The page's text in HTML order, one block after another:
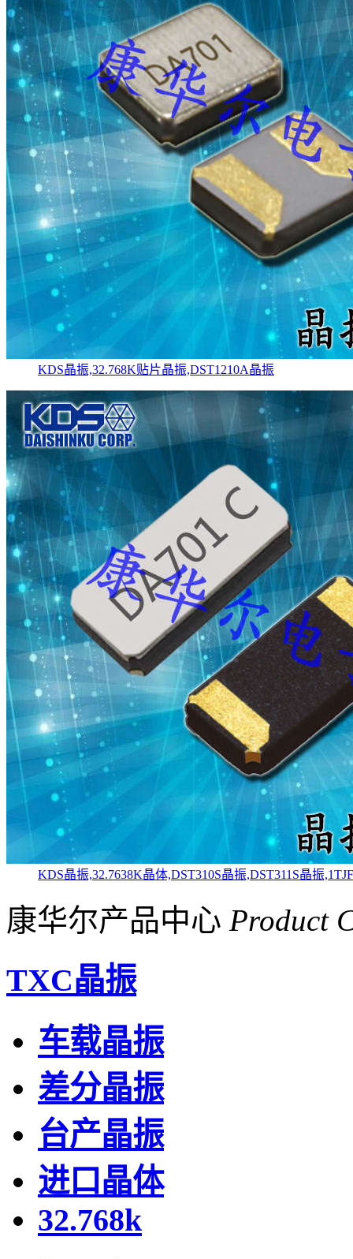
KDS晶振,32.768K贴片晶振,DST1210A晶振
KDS晶振,32.7638K晶体,DST310S晶振,DST311S晶振
康华尔产品中心 Product
TXC晶振
车载晶振
差分晶振
台产晶振
进口晶体
32.768k